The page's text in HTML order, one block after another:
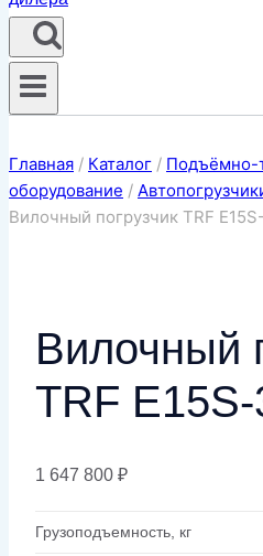
Главная / Каталог / Подъёмно-
оборудование /
Вилочный погрузчик TRF
Вилочный
TRF
1 647 800 ₽
Грузоподъемность, кг